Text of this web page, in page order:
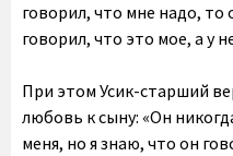
говорил, что мне надо, то
говорил, что это мое, а у
При этом Усик-старший
любовь к сыну: «Он
меня, но я знаю, что он